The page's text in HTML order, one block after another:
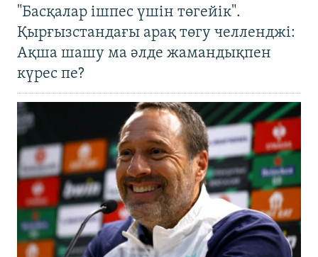
"Басқалар ішпес үшін төгейік".
Қырғызстандағы арақ төгу челленджі:
Ақша шашу ма әлде жамандықпен
күрес пе?